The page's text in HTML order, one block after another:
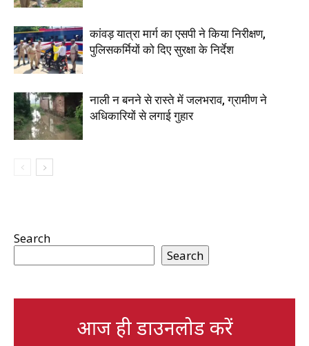
कांवड़ यात्रा मार्ग का एसपी ने किया निरीक्षण,
पुलिसकर्मियों को दिए सुरक्षा के निर्देश
नाली न बनने से रास्ते में जलभराव, ग्रामीण ने
अधिकारियों से लगाई गुहार
Search
Search
आज ही डाउनलोड करें